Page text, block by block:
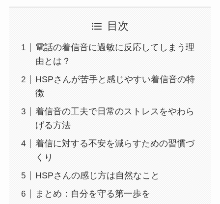
目次
電話の着信音に過敏に反応してしまう理
由とは？
HSPさんが苦手と感じやすい着信音の特
徴
着信音の工夫で日常のストレスをやわら
げる方法
着信に対する不安を減らすための習慣づ
くり
HSPさんの感じ方は自然なこと
まとめ：自分を守る第一歩を